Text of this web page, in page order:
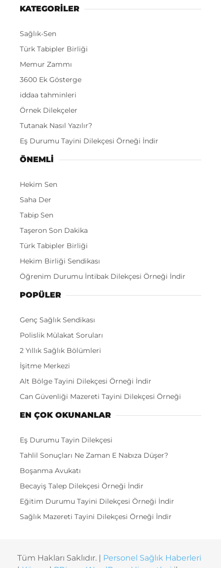
KATEGORİLER
Sağlık-Sen
Türk Tabipler Birliği
Memur Zammı
3600 Ek Gösterge
iddaa tahminleri
Örnek Dilekçeler
Tutanak Nasıl Yazılır?
Eş Durumu Tayini Dilekçesi Örneği İndir
ÖNEMLI
Hekim Sen
Saha Der
Tabip Sen
Taşeron Son Dakika
Türk Tabipler Birliği
Hekim Birliği Sendikası
Öğrenim Durumu İntibak Dilekçesi Örneği İndir
POPÜLER
Genç Sağlık Sendikası
Polislik Mülakat Soruları
2 Yıllık Sağlık Bölümleri
İşitme Merkezi
Alt Bölge Tayini Dilekçesi Örneği İndir
Can Güvenliği Mazereti Tayini Dilekçesi Örneği
EN ÇOK OKUNANLAR
Eş Durumu Tayin Dilekçesi
Tahlil Sonuçları Ne Zaman E Nabıza Düşer?
Boşanma Avukatı
Becayiş Talep Dilekçesi Örneği İndir
Eğitim Durumu Tayini Dilekçesi Örneği İndir
Sağlık Mazereti Tayini Dilekçesi Örneği İndir
Tüm Hakları Saklıdır. | Personel Sağlık Haberleri